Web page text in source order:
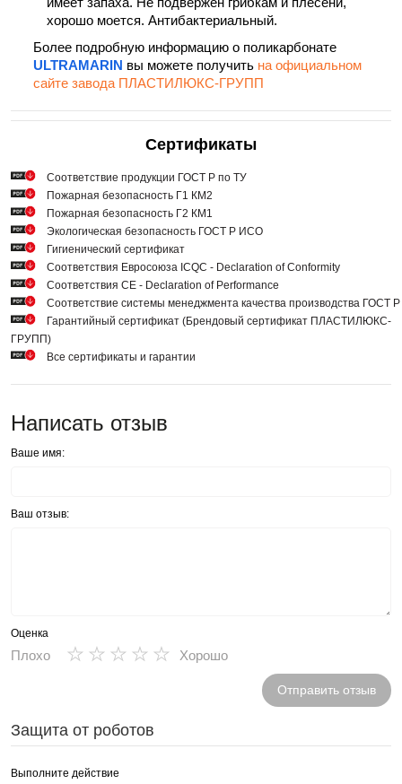
хорошо моется. Антибактериальный.
Более подробную информацию о поликарбонате
ULTRAMARIN вы можете получить на официальном
сайте завода ПЛАСТИЛЮКС-ГРУПП
Сертификаты
Cоответствие продукции ГОСТ Р по ТУ
Пожарная безопасность Г1 КМ2
Пожарная безопасность Г2 КМ1
Экологическая безопасность ГОСТ Р ИСО
Гигиенический сертификат
Соответствия Евросоюза ICQC - Declaration of Conformity
Соответствия СЕ - Declaration of Performance
Соответствие системы менеджмента качества производства ГОСТ
Гарантийный сертификат (Брендовый сертификат ПЛАСТИЛЮКС-
ГРУПП)
Все сертификаты и гарантии
Написать отзыв
Ваше имя:
Ваш отзыв:
Оценка
Плохо ★
★
★
★
★ Хорошо
Отправить отзыв
Защита от роботов
Выполните действие